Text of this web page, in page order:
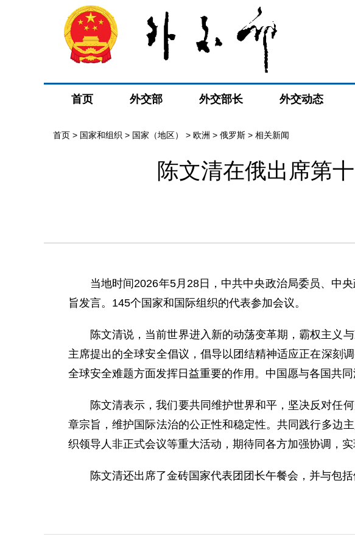
首页 外交部 外交部长 外交动态
首页 > 国家和组织 > 国家（地区） > 欧洲 > 俄罗斯 > 相关新闻
陈文清在俄出席第
当地时间2026年5月28日，中共中央政治局委员、中
旨发言。145个国家和国际组织的代表参加会议。
陈文清说，当前世界进入新的动荡变革期，霸权主义
主席提出的全球安全倡议，倡导以团结精神适应正在深刻
全球安全难题方面发挥日益重要的作用。中国愿与各国共
陈文清表示，我们要共同维护世界和平，坚决反对任
章宗旨，维护国际法治的公正性和稳定性。共同践行多边
织领导人非正式会议等重大活动，期待同各方加强协调，实
陈文清还出席了金砖国家代表团团长午餐会，并与包